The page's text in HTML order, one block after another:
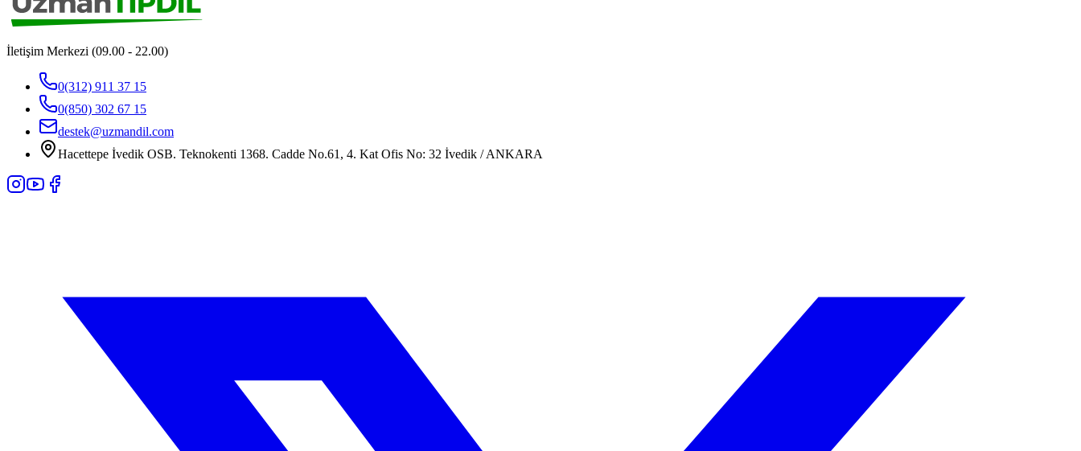
İletişim Merkezi (09.00 - 22.00)
0(312) 911 37 15
0(850) 302 67 15
destek@uzmandil.com
Hacettepe İvedik OSB. Teknokenti 1368. Cadde No.61, 4. Kat Ofis No: 32 İvedik / ANKARA